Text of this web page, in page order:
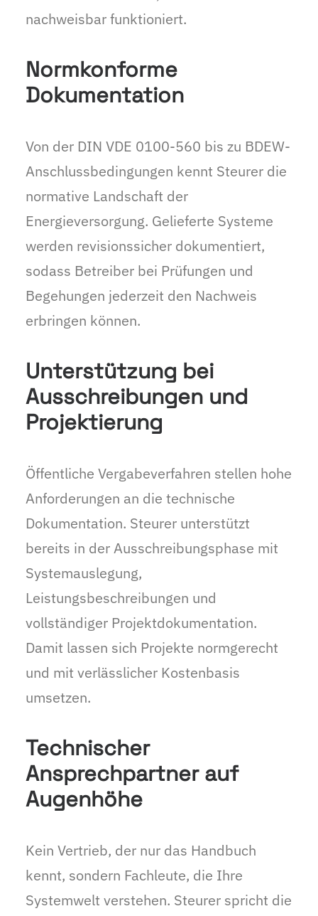
nachweisbar funktioniert.
Normkonforme
Dokumentation
Von der DIN VDE 0100-560 bis zu BDEW-
Anschlussbedingungen kennt Steurer die
normative Landschaft der
Energieversorgung. Gelieferte Systeme
werden revisionssicher dokumentiert,
sodass Betreiber bei Prüfungen und
Begehungen jederzeit den Nachweis
erbringen können.
Unterstützung bei
Ausschreibungen und
Projektierung
Öffentliche Vergabeverfahren stellen hohe
Anforderungen an die technische
Dokumentation. Steurer unterstützt
bereits in der Ausschreibungsphase mit
Systemauslegung,
Leistungsbeschreibungen und
vollständiger Projektdokumentation.
Damit lassen sich Projekte normgerecht
und mit verlässlicher Kostenbasis
umsetzen.
Technischer
Ansprechpartner auf
Augenhöhe
Kein Vertrieb, der nur das Handbuch
kennt, sondern Fachleute, die Ihre
Systemwelt verstehen. Steurer spricht die